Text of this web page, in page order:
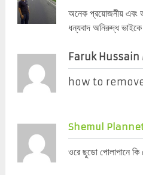
অনেক প্রয়োজনীয় এবং
ধন্যবাদ অনিরুদ্ধ
Faruk Hussain
how to
Shemul
ওরে ছুডো পোলাপানে